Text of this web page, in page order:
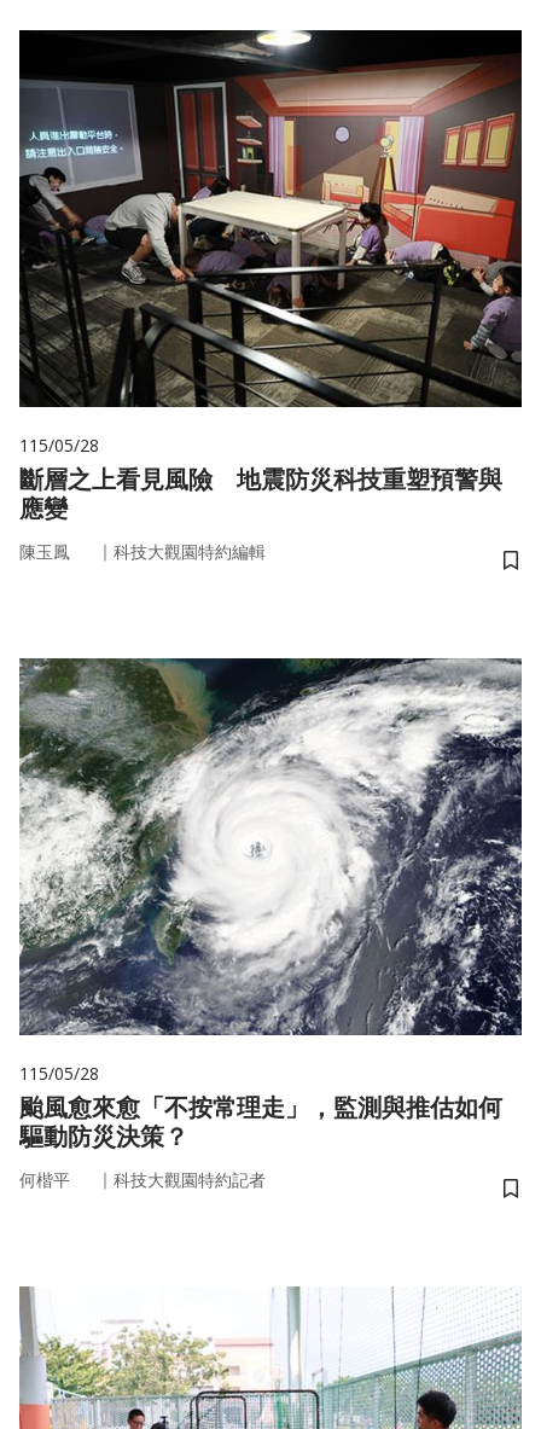
115/05/28
斷層之上看見風險 地震防災科技重塑預警與
應變
陳玉鳳 ｜ 科技大觀園特約編輯
儲
115/05/28
颱風愈來愈「不按常理走」，監測與推估如何
驅動防災決策？
何楷平 ｜ 科技大觀園特約記者
儲